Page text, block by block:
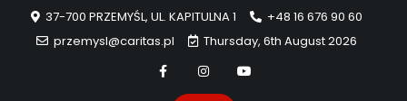
37-700 PRZEMYŚL, UL. KAPITULNA 1
+48 16 676 90 60
przemysl@caritas.pl
Thursday, 6th August 2026